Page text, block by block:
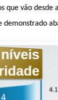
que vão
demonstrado